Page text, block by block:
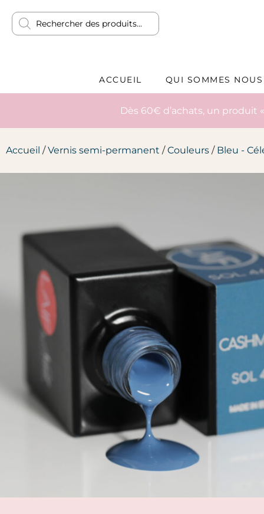
ACCUEIL QUI SOMMES
Dès 60€ d’achats, un produit
Accueil /Vernis semi-permanent /Couleurs / Bleu -